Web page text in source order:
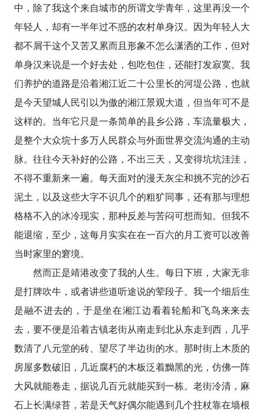
中，除了我这个来自城市的所谓文学青年，这里再没一个
年轻人，却有一半年过不惑的农村单身汉。因为年轻人大
都不屑干这个又苦又累而且形象不怎么潇洒的工作，但对
单身汉来说是一个好去处，包吃包住，还能打发寂寞。我
们养护的道路是沿着湘江近二十公里长的河堤公路，也就
是今天望城人民引以为傲的湘江景观大道，但当年可不是
这样的。当年它只是一条简单的县乡公路，车流量极大，
是整个大众垸十多万人民群众与外面世界交流沟通的主动
脉。往往今天补好的公路，不出三天，又变得坑坑洼洼，
不得不重新来一遍。每天面对的漫天灰尘和挑不完的沙石
泥土，以及这些大字不识几个的粗犷同事，还有那与理想
格格不入的冰冷现实，那种反差与苦闷可想而知。但我不
能退缩，至少，这每月实实在在一百六的月工资可以改善
当时家里的窘境。
然而正是靖港改变了我的人生。每日下班，大家无非
是打牌吹牛，或者讲些道听途说的荤段子。我一个细后生
是融不进去的，于是坐在湘江边看着轮船和飞鸟来来去
去，要不便是沿着古镇老街从南走到北从东走到西，几乎
数清了八元堂的砖、望尽了半边街的水。那时街上木质的
房屋多数破旧，几近腐朽的木板泛着黝黑的光，仿佛一阵
大风就能卷走，据说几百元就能买到一栋。老街冷清，麻
石上长满绿苔，若是天气好偶尔能遇到几个拄杖靠在墙根